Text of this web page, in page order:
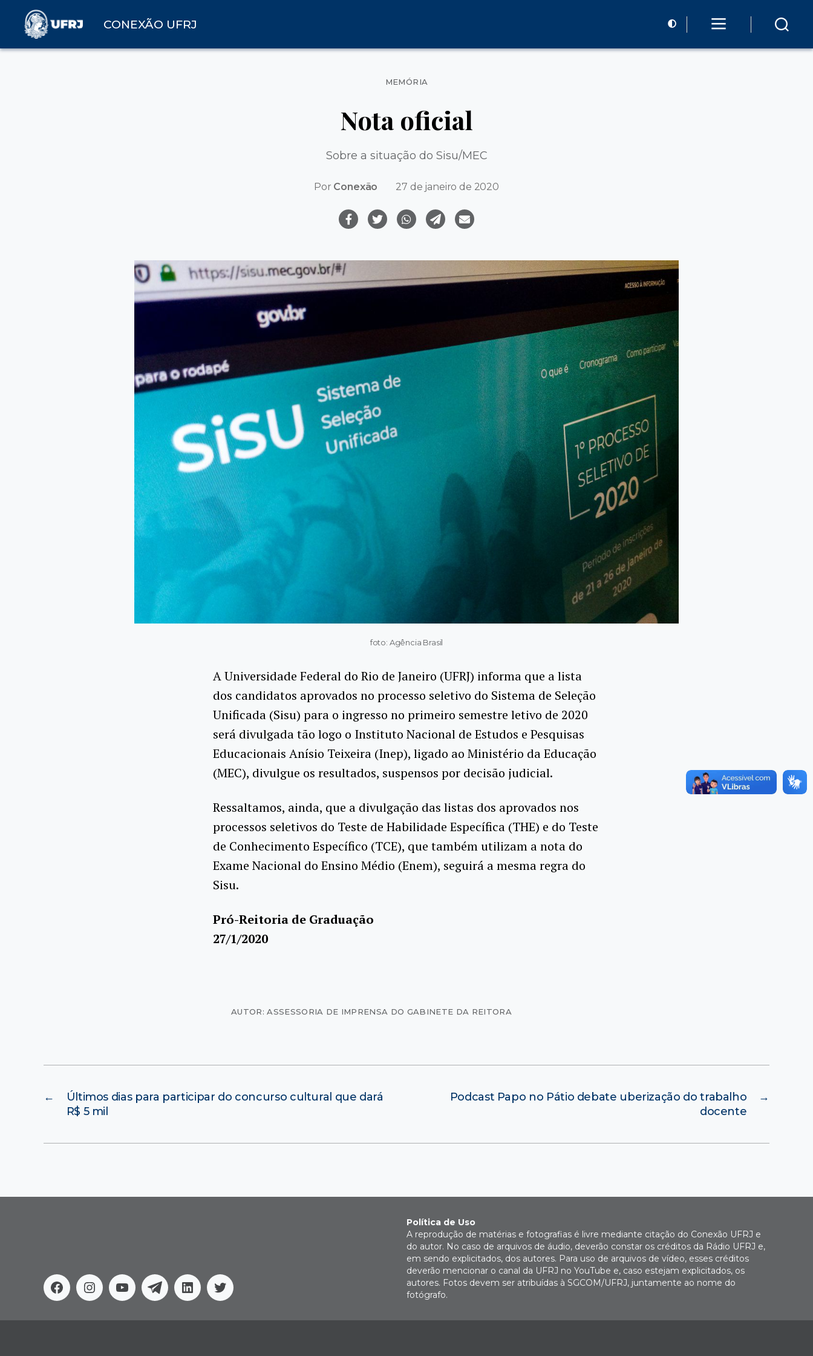
CONEXÃO UFRJ
Categorias
MEMÓRIA
Nota oficial
Sobre a situação do Sisu/MEC
Por Conexão 27 de janeiro de 2020
foto: Agência Brasil
A Universidade Federal do Rio de Janeiro (UFRJ) informa que a lista
dos candidatos aprovados no processo seletivo do Sistema de Seleção
Unificada (Sisu) para o ingresso no primeiro semestre letivo de 2020
será divulgada tão logo o Instituto Nacional de Estudos e Pesquisas
Educacionais Anísio Teixeira (Inep), ligado ao Ministério da Educação
(MEC), divulgue os resultados, suspensos por decisão judicial.
Ressaltamos, ainda, que a divulgação das listas dos aprovados nos
processos seletivos do Teste de Habilidade Específica (THE) e do Teste
de Conhecimento Específico (TCE), que também utilizam a nota do
Exame Nacional do Ensino Médio (Enem), seguirá a mesma regra do
Sisu.
Pró-Reitoria de Graduação
27/1/2020
AUTOR: ASSESSORIA DE IMPRENSA DO GABINETE DA REITORA
←
Últimos dias para participar do concurso cultural que dará
R$ 5 mil
→
Podcast Papo no Pátio debate uberização do trabalho
docente
FacebookInstagram
YoutubeTelegramLinkedinTwitter
Política de Uso
A reprodução de matérias e fotografias é livre mediante citação do Conexão UFRJ e
do autor. No caso de arquivos de áudio, deverão constar os créditos da Rádio UFRJ e,
em sendo explicitados, dos autores. Para uso de arquivos de vídeo, esses créditos
deverão mencionar o canal da UFRJ no YouTube e, caso estejam explicitados, os
autores. Fotos devem ser atribuídas à SGCOM/UFRJ, juntamente ao nome do
fotógrafo.